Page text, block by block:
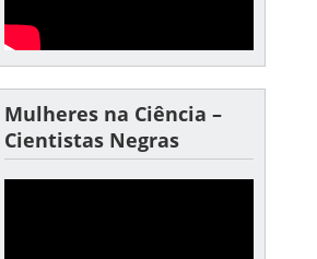
Mulheres na Ciência –
Cientistas Negras